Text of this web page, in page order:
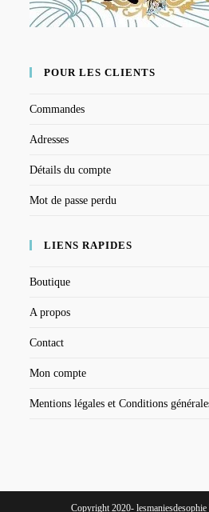
POUR LES CLIENTS
Commandes
Adresses
Détails du compte
Mot de passe perdu
LIENS RAPIDES
Boutique
A propos
Contact
Mon compte
Mentions légales et Conditions
Copyright 2020-